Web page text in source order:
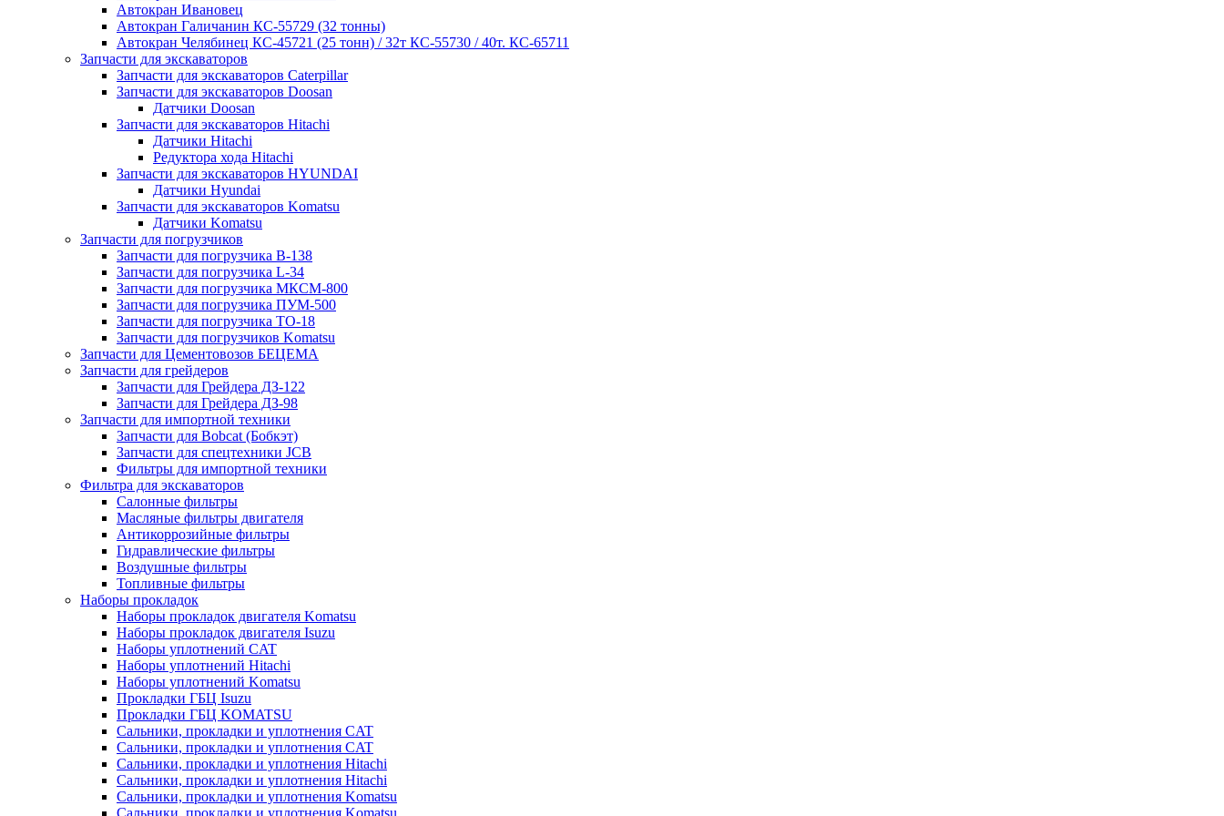
Автокран Ивановец
Автокран Галичанин КС-55729 (32 тонны)
Автокран Челябинец КС-45721 (25 тонн) / 32т КС-55730 / 40т. КС-65711
Запчасти для экскаваторов
Запчасти для экскаваторов Caterpillar
Запчасти для экскаваторов Doosan
Датчики Doosan
Запчасти для экскаваторов Hitachi
Датчики Hitachi
Редуктора хода Hitachi
Запчасти для экскаваторов HYUNDAI
Датчики Hyundai
Запчасти для экскаваторов Komatsu
Датчики Komatsu
Запчасти для погрузчиков
Запчасти для погрузчика B-138
Запчасти для погрузчика L-34
Запчасти для погрузчика МКСМ-800
Запчасти для погрузчика ПУМ-500
Запчасти для погрузчика ТО-18
Запчасти для погрузчиков Komatsu
Запчасти для Цементовозов БЕЦЕМА
Запчасти для грейдеров
Запчасти для Грейдера ДЗ-122
Запчасти для Грейдера ДЗ-98
Запчасти для импортной техники
Запчасти для Bobcat (Бобкэт)
Запчасти для спецтехники JCB
Фильтры для импортной техники
Фильтра для экскаваторов
Салонные фильтры
Масляные фильтры двигателя
Антикоррозийные фильтры
Гидравлические фильтры
Воздушные фильтры
Топливные фильтры
Наборы прокладок
Наборы прокладок двигателя Komatsu
Наборы прокладок двигателя Isuzu
Наборы уплотнений CAT
Наборы уплотнений Hitachi
Наборы уплотнений Komatsu
Прокладки ГБЦ Isuzu
Прокладки ГБЦ KOMATSU
Сальники, прокладки и уплотнения CAT
Сальники, прокладки и уплотнения CAT
Сальники, прокладки и уплотнения Hitachi
Сальники, прокладки и уплотнения Hitachi
Сальники, прокладки и уплотнения Komatsu
Сальники, прокладки и уплотнения Komatsu